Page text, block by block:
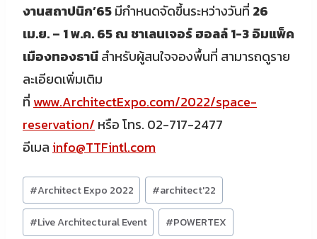
งานสถาปนิก’65มีกำหนดจัดขึ้นระหว่างวันที่ 26
เม.ย. – 1 พ.ค. 65 ณ ชาเลนเจอร์ ฮอลล์ 1-3 อิมแพ็ค
เมืองทองธานีสำหรับผู้สนใจจองพื้นที่ สามารถดูราย
ละเอียดเพิ่มเติม
ที่ www.ArchitectExpo.com/2022/space-
reservation/ หรือ โทร. 02-717-2477
อีเมล info@TTFintl.com
Post
Tags:
#Architect Expo 2022 #architect'22
#Live Architectural Event #POWERTEX